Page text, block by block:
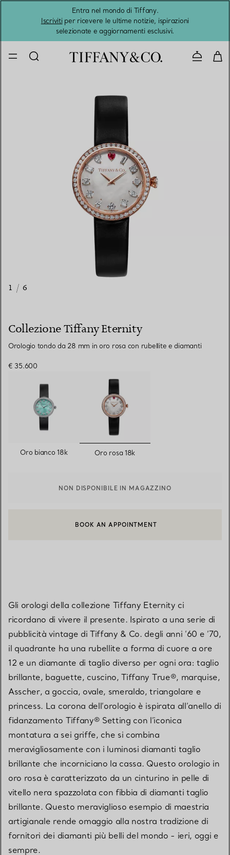
Entra nel mondo di Tiffany.
Iscrivitiper ricevere le ultime notizie, ispirazioni
selezionate e aggiornamenti esclusivi.
1 / 6
Collezione Tiffany Eternity
Orologio tondo da 28 mm in oro rosa con rubellite e diamanti
€ 35.600
Oro bianco 18k selezionato/i
Oro rosa 18k
NON DISPONIBILE IN MAGAZZINO
CONTATTA UN CONSULENTE CLIENTI O PRENOTA UN
BOOK AN APPOINTMENT
Gli orologi della collezione Tiffany Eternity ci
ricordano di vivere il presente. Ispirato a una serie di
pubblicità vintage di Tiffany & Co. degli anni ’60 e ’70,
il quadrante ha una rubellite a forma di cuore a ore
12 e un diamante di taglio diverso per ogni ora: taglio
brillante, baguette, cuscino, Tiffany True®, marquise,
Asscher, a goccia, ovale, smeraldo, triangolare e
princess. La corona dell’orologio è ispirata all’anello di
fidanzamento Tiffany® Setting con l’iconica
montatura a sei griffe, che si combina
meravigliosamente con i luminosi diamanti taglio
brillante che incorniciano la cassa. Questo orologio in
oro rosa è caratterizzato da un cinturino in pelle di
vitello nera spazzolata con fibbia di diamanti taglio
brillante. Questo meraviglioso esempio di maestria
artigianale rende omaggio alla nostra tradizione di
fornitori dei diamanti più belli del mondo - ieri, oggi e
sempre.